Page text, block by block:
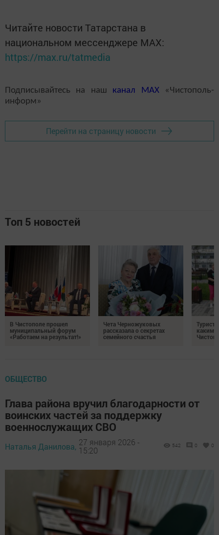
Читайте новости Татарстана в
национальном мессенджере MАХ:
https://max.ru/tatmedia
Подписывайтесь на наш канал MAX«Чистополь-
информ»
Перейти на страницу новости
Топ 5 новостей
В Чистополе прошел
муниципальный форум
«Работаем на результат!»
Чета Черножуковых
рассказала о секретах
семейного счастья
каким
ОБЩЕСТВО
Глава района вручил благодарности от
воинских частей за поддержку
военнослужащих СВО
Наталья Данилова, 27 января 2026 -
15:20
542 0 0